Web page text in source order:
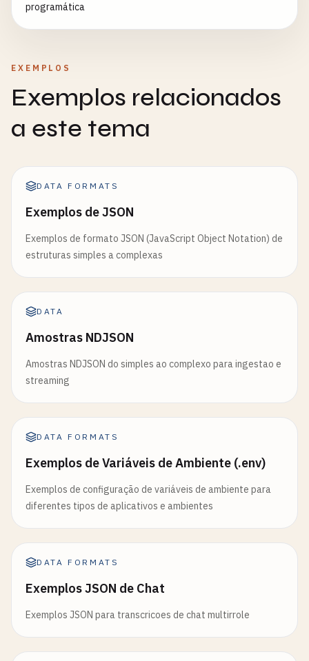
programática
EXEMPLOS
Exemplos relacionados
a este tema
DATA FORMATS
Exemplos de JSON
Exemplos de formato JSON (JavaScript Object Notation) de
estruturas simples a complexas
DATA
Amostras NDJSON
Amostras NDJSON do simples ao complexo para ingestao e
streaming
DATA FORMATS
Exemplos de Variáveis de Ambiente (.env)
Exemplos de configuração de variáveis de ambiente para
diferentes tipos de aplicativos e ambientes
DATA FORMATS
Exemplos JSON de Chat
Exemplos JSON para transcricoes de chat multirrole